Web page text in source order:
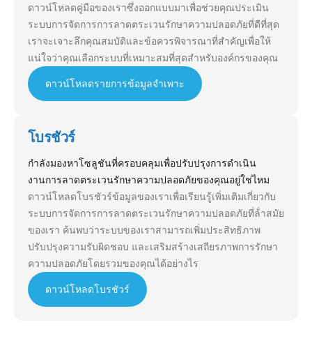
ดาวน์โหลดคู่มือของเราซึ่งออกแบบมาเพื่อช่วยคุณประเมิน
ระบบการจัดการการลาดตระเวนรักษาความปลอดภัยที่ดีที่สุด
เราจะเจาะลึกคุณสมบัติและข้อควรพิจารณาที่สําคัญเพื่อให้
แน่ใจว่าคุณเลือกระบบที่เหมาะสมที่สุดสําหรับองค์กรของคุณ
ดาวน์โหลดรายการข้อมูลจําเพาะ
โบรชัวร์
กําลังมองหาโซลูชันที่ครอบคลุมเพื่อปรับปรุงการดําเนิน
งานการลาดตระเวนรักษาความปลอดภัยของคุณอยู่ใช่ไหม
ดาวน์โหลดโบรชัวร์ข้อมูลของเราเพื่อเรียนรู้เพิ่มเติมเกี่ยวกับ
ระบบการจัดการการลาดตระเวนรักษาความปลอดภัยที่ล้ําสมัย
ของเรา ค้นพบว่าระบบของเราสามารถเพิ่มประสิทธิภาพ
ปรับปรุงความรับผิดชอบ และเสริมสร้างเสถียรภาพการรักษา
ความปลอดภัยโดยรวมของคุณได้อย่างไร
ดาวน์โหลดโบรชัวร์